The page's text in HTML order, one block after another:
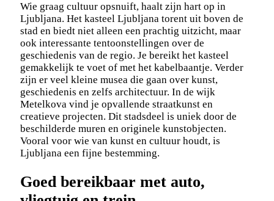
Wie graag cultuur opsnuift, haalt zijn hart op in
Ljubljana. Het kasteel Ljubljana torent uit boven de
stad en biedt niet alleen een prachtig uitzicht, maar
ook interessante tentoonstellingen over de
geschiedenis van de regio. Je bereikt het kasteel
gemakkelijk te voet of met het kabelbaantje. Verder
zijn er veel kleine musea die gaan over kunst,
geschiedenis en zelfs architectuur. In de wijk
Metelkova vind je opvallende straatkunst en
creatieve projecten. Dit stadsdeel is uniek door de
beschilderde muren en originele kunstobjecten.
Vooral voor wie van kunst en cultuur houdt, is
Ljubljana een fijne bestemming.
Goed bereikbaar met auto,